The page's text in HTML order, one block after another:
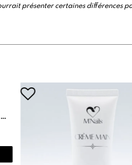
présenter certaines différences
Construction sans limage - Glitter Beige